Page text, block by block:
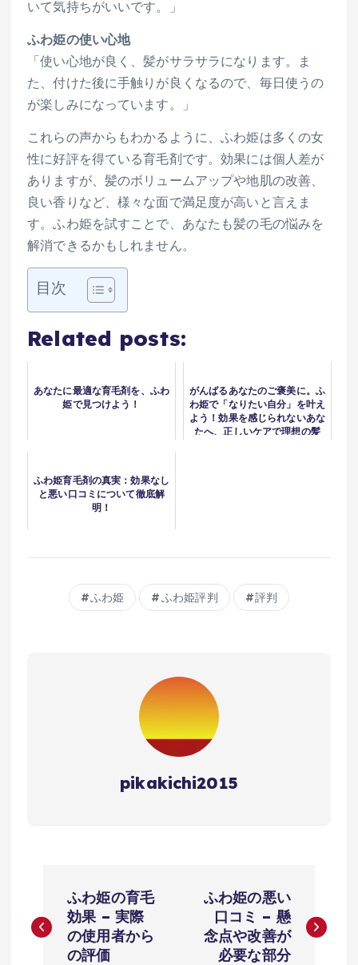
いて気持ちがいいです。」
ふわ姫の使い心地
「使い心地が良く、髪がサラサラになります。ま
た、付けた後に手触りが良くなるので、毎日使うの
が楽しみになっています。」
これらの声からもわかるように、ふわ姫は多くの女
性に好評を得ている育毛剤です。効果には個人差が
ありますが、髪のボリュームアップや地肌の改善、
良い香りなど、様々な面で満足度が高いと言えま
す。ふわ姫を試すことで、あなたも髪の毛の悩みを
解消できるかもしれません。
目次
Related posts:
あなたに最適な育毛剤を、ふわ
姫で見つけよう！
がんばるあなたのご褒美に。ふ
わ姫で「なりたい自分」を叶え
よう！効果を感じられないあな
たへ、正しいケアで理想の髪
ふわ姫育毛剤の真実：効果なし
と悪い口コミについて徹底解
明！
ふわ姫 ふわ姫評判 評判
pikakichi2015
稿
ふわ姫の育毛
効果 – 実際
の使用者から
の評価
ふわ姫の悪い
口コミ – 懸
念点や改善が
必要な部分